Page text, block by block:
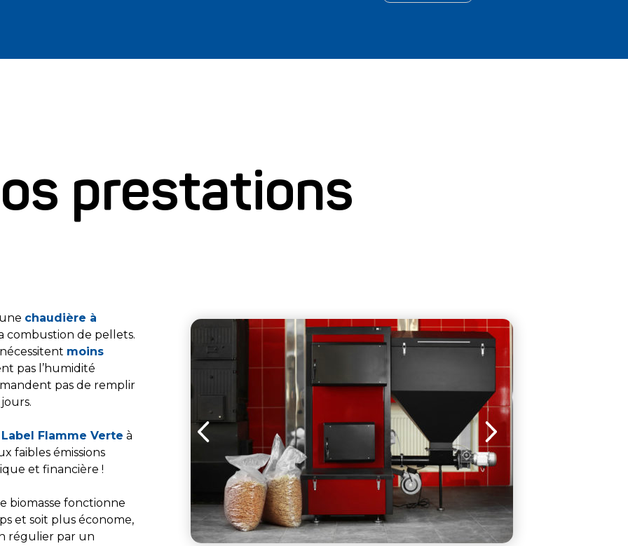
prestations
chaudière à
combustion de pellets.
moins
pas l’humidité
pas de remplir
Label Flamme Verte à
faibles émissions
et financière !
biomasse fonctionne
et soit plus économe,
régulier par un